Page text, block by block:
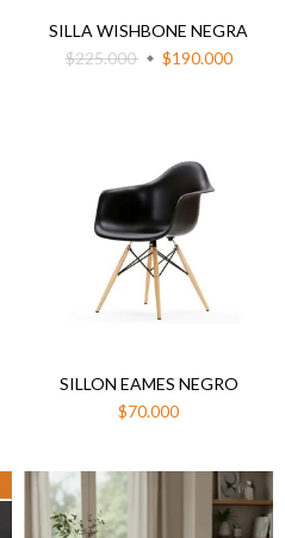
SILLA WISHBONE NEGRA
$225.000
$190.000
SILLON EAMES NEGRO
$70.000